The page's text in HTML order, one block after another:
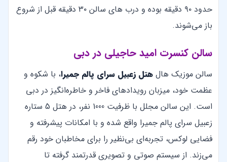
حدود ۹۰ دقیقه بوده و درب های سالن ۳۰ دقیقه قبل از شروع
باز می‌شوند.
سالن کنسرت امید حاجیلی در دبی
سالن موزیک‌ هال هتل زعبیل سرای پالم جمیرا، با شکوه و
عظمت خود، میزبان رویدادهای فاخر و خاطره‌انگیز در دبی
است. این سالن مجلل با ظرفیت 1000 نفر، در هتل 5 ستاره
زعبیل سرای پالم جمیرا واقع شده و با امکانات پیشرفته و
فضایی لوکس، تجربه‌ای بی‌نظیر را برای مخاطبان خود رقم
می‌زند. از سیستم صوتی و تصویری قدرتمند گرفته تا